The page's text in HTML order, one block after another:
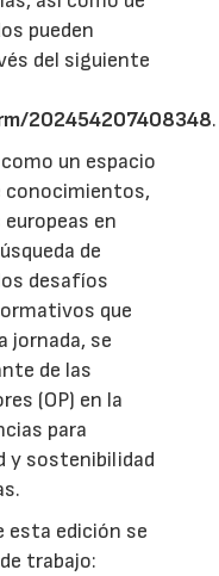
pueden
del siguiente
202454207408348.
un espacio
conocimientos,
en
de
desafíos
que
jornada, se
de las
(OP) en la
para
y sostenibilidad
esta edición se
trabajo: